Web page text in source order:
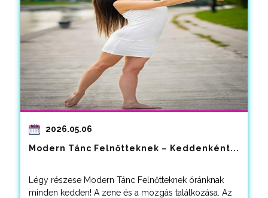
2026.05.06
Modern Tánc Felnőtteknek – Keddenként...
Légy részese Modern Tánc Felnőtteknek óránknak
minden kedden! A zene és a mozgás találkozása. Az